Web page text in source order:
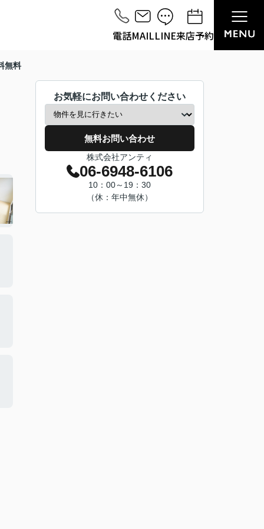
電話MAILLINE来店予約
無料
お気軽にお問い合わせください
無料お問い合わせ
株式会社アンティ
06-6948-6106
10：00～19：30
（休：年中無休）